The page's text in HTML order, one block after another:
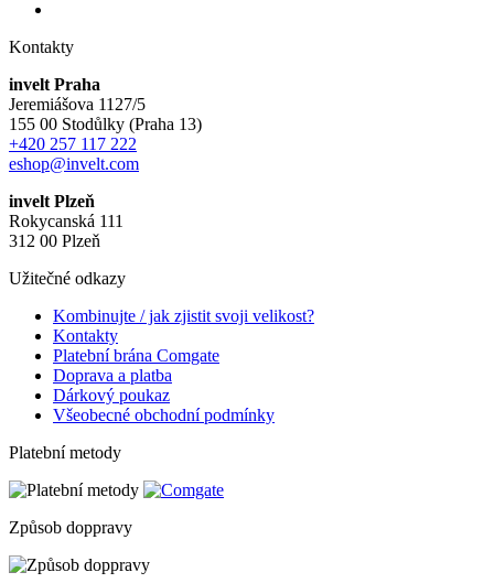
Kontakty
invelt Praha
Jeremiášova 1127/5
155 00 Stodůlky (Praha 13)
+420 257 117 222
eshop@invelt.com
invelt Plzeň
Rokycanská 111
312 00 Plzeň
Užitečné odkazy
Kombinujte / jak zjistit svoji velikost?
Kontakty
Platební brána Comgate
Doprava a platba
Dárkový poukaz
Všeobecné obchodní podmínky
Platební metody
Způsob doppravy